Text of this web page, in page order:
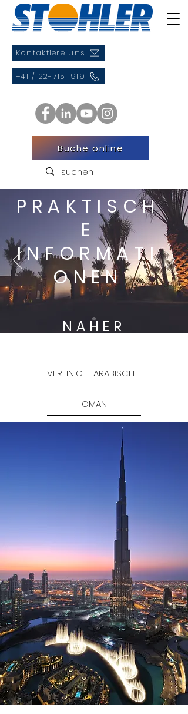
Buche online
Kontaktiere uns
+41 / 22-715 1919
PRAKTISCH
E
INFORMATI
ONEN
NAHER
VEREINIGTE ARABISCHE EMIRATE
OMAN